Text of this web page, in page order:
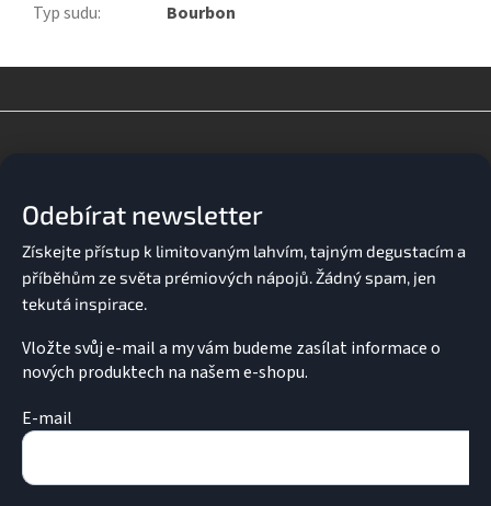
Typ sudu: Bourbon
Odebírat newsletter
Vložte svůj e-mail a my vám budeme zasílat informace o
nových produktech na našem e-shopu.
E-mail